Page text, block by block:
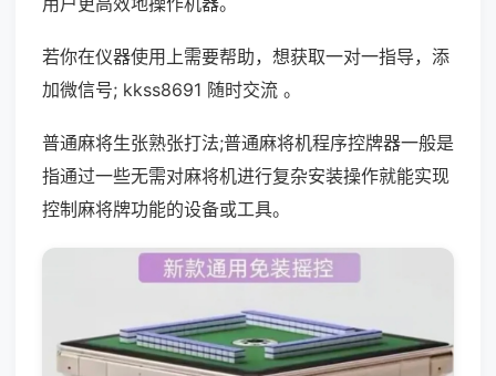
若你在仪器使用上需要帮助，想获取一对一指导，添
加微信号; kkss8691 随时交流 。
普通麻将生张熟张打法;普通麻将机程序控牌器一般是
指通过一些无需对麻将机进行复杂安装操作就能实现
控制麻将牌功能的设备或工具。